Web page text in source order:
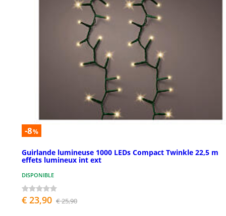
-8%
Guirlande lumineuse 1000 LEDs Compact Twinkle 22,5 m
effets lumineux int ext
DISPONIBLE
€ 23,90 € 25,90